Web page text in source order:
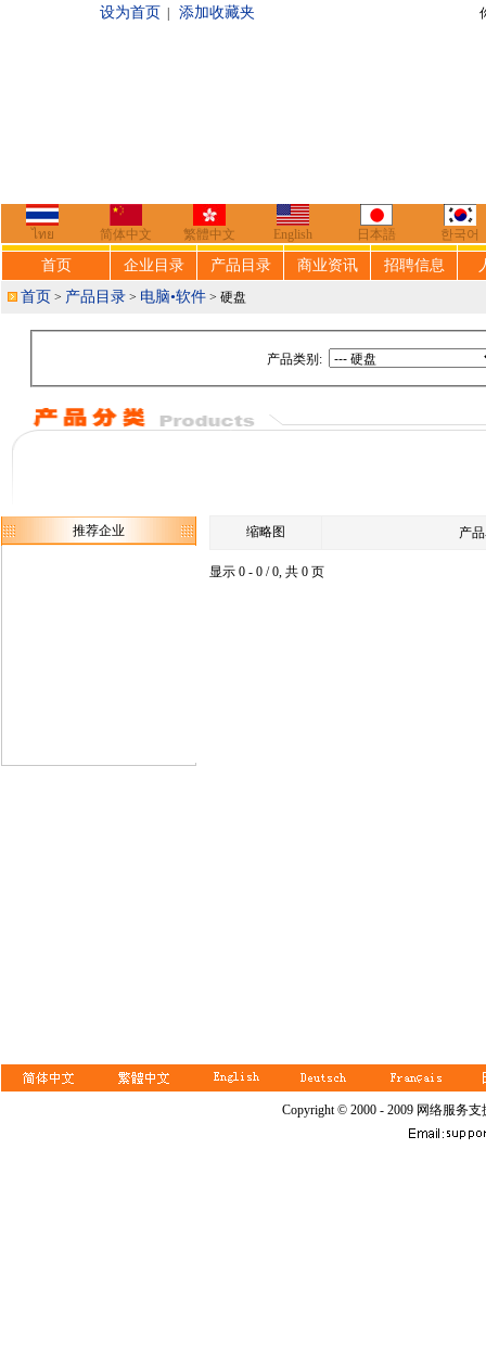
设为首页 添加收藏夹 你好，欢迎来到
ไทย 简体中文 繁體中文 English 日本語 한국어
首页 企业目录 产品目录 商业资讯 招聘信息
首页 > 产品目录 > 电脑•软件 > 硬盘
产品类别:
推荐企业 缩略图 产
显示 0 - 0 / 0, 共 0 页
Copyright © 2000 - 2009 网络服务